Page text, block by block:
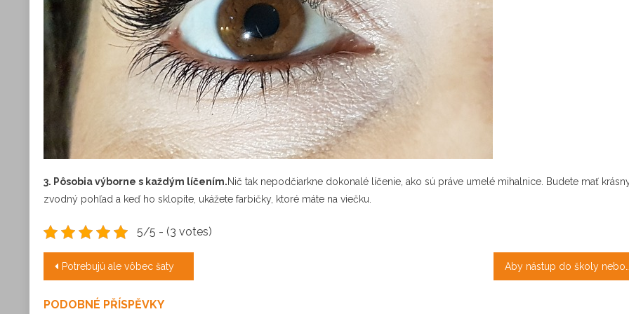
3. Pôsobia výborne s každým líčením.Nič tak nepodčiarkne dokonalé líčenie, ako sú práve umelé mihalnice. Budete mať
zvodný pohľad a keď ho sklopíte, ukážete farbičky, ktoré máte na viečku.
5/5 - (3 votes)
Navigace
Potrebujú ale vôbec šaty
PODOBNÉ PŘÍSPĚVKY